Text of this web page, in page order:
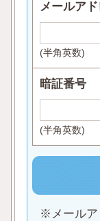
メールア
(半角英数)
暗証番号
(半角英数)
※メールア